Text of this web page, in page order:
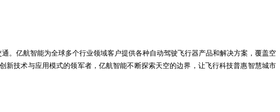
。亿航智能为全球多个行业领域客户提供各种自动驾驶飞行器产品和解决方案，覆盖空
技术与应用模式的领军者，亿航智能不断探索天空的边界，让飞行科技普惠智慧城市